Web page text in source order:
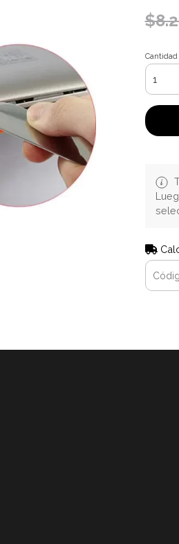
Cantidad